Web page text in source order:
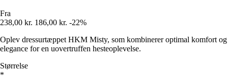
Fra
238,00 kr. 186,00 kr. -22%
Oplev dressurtæppet HKM Misty, som kombinerer optimal komfort og
elegance for en uovertruffen hesteoplevelse.
Størrelse
*